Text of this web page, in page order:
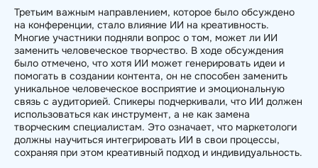
Третьим важным направлением, которое было обсуждено
на конференции, стало влияние ИИ на креативность.
Многие участники подняли вопрос о том, может ли ИИ
заменить человеческое творчество. В ходе обсуждения
было отмечено, что хотя ИИ может генерировать идеи и
помогать в создании контента, он не способен заменить
уникальное человеческое восприятие и эмоциональную
связь с аудиторией. Спикеры подчеркивали, что ИИ должен
использоваться как инструмент, а не как замена
творческим специалистам. Это означает, что маркетологи
должны научиться интегрировать ИИ в свои процессы,
сохраняя при этом креативный подход и индивидуальность.